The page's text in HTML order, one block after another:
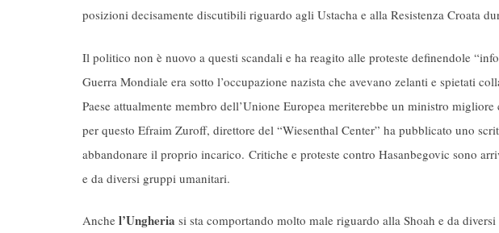
posizioni decisamente discutibili riguardo agli Ustacha e alla Resistenza Croata
Il politico non è nuovo a questi scandali e ha reagito alle proteste definendole
Guerra Mondiale era sotto l’occupazione nazista che avevano zelanti e spietati
Paese attualmente membro dell’Unione Europea meriterebbe un ministro
per questo Efraim Zuroff, direttore del “Wiesenthal Center” ha pubblicato uno
abbandonare il proprio incarico. Critiche e proteste contro Hasanbegovic sono
e da diversi gruppi umanitari.
Anche l’Ungheria si sta comportando molto male riguardo alla Shoah e da